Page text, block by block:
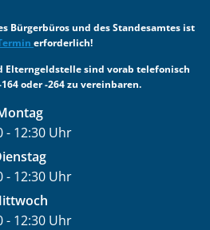
Bürgerbüros und des Standesamtes ist
erforderlich!
Elterngeldstelle sind vorab telefonisch
oder -264 zu vereinbaren.
- 12:30Uhr
Von 08:00 bis 12:30 Uhr
- 12:30Uhr
Von 08:00 bis 12:30 Uhr
- 12:30Uhr